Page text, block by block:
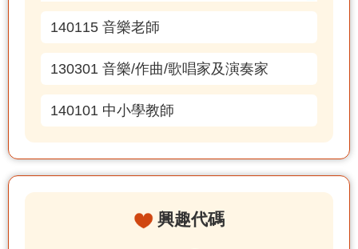
140115 音樂老師
130301 音樂/作曲/歌唱家及演奏家
140101 中小學教師
興趣代碼